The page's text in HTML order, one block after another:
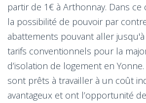
partir de 1€ à Arthonnay. Dans ce
la possibilité de pouvoir par
abattements pouvant aller
tarifs conventionnels pour la
d’isolation de logement en
sont prêts à travailler à un coût
avantageux et ont l’opportunité